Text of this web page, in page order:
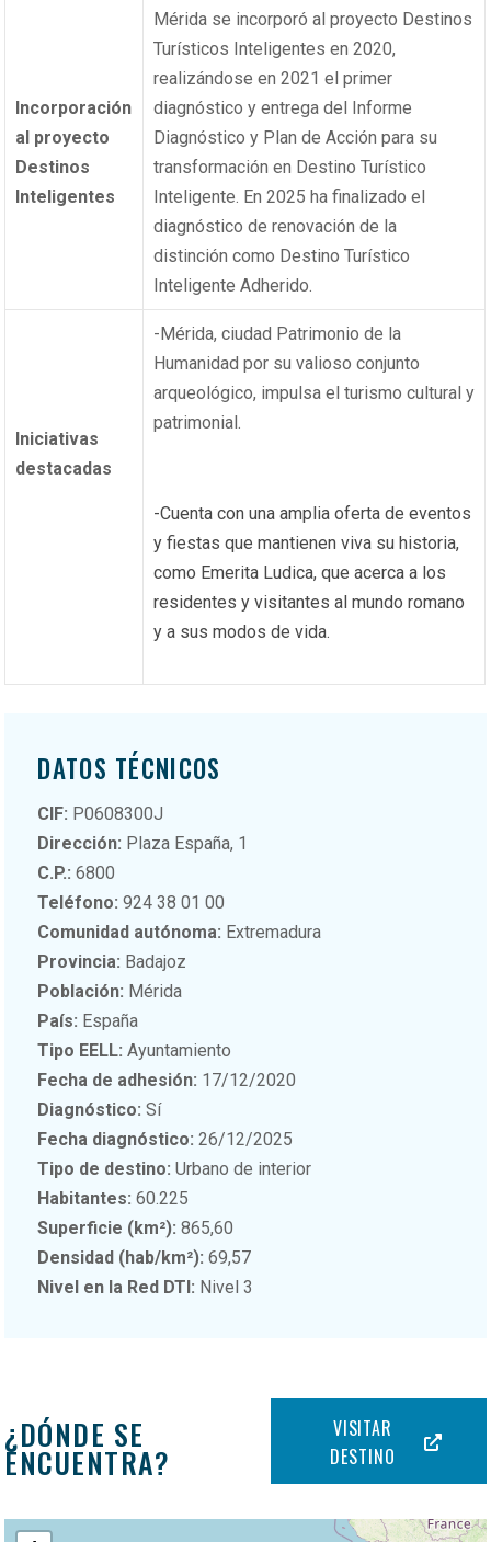
Incorporación
al proyecto
Destinos
Inteligentes
Mérida se incorporó al proyecto Destinos
Turísticos Inteligentes en 2020,
realizándose en 2021 el primer
diagnóstico y entrega del Informe
Diagnóstico y Plan de Acción para su
transformación en Destino Turístico
Inteligente. En 2025 ha finalizado el
diagnóstico de renovación de la
distinción como Destino Turístico
Inteligente Adherido.
Iniciativas
destacadas
-Mérida, ciudad Patrimonio de la
Humanidad por su valioso conjunto
arqueológico, impulsa el turismo cultural y
patrimonial.
-Cuenta con una amplia oferta de eventos
y fiestas que mantienen viva su historia,
como Emerita Ludica, que acerca a los
residentes y visitantes al mundo romano
y a sus modos de vida.
DATOS TÉCNICOS
CIF: P0608300J
Dirección: Plaza España, 1
C.P.: 6800
Teléfono: 924 38 01 00
Comunidad autónoma: Extremadura
Provincia: Badajoz
Población: Mérida
País: España
Tipo EELL: Ayuntamiento
Fecha de adhesión: 17/12/2020
Diagnóstico: Sí
Fecha diagnóstico: 26/12/2025
Tipo de destino: Urbano de interior
Habitantes: 60.225
Superficie (km²): 865,60
Densidad (hab/km²): 69,57
Nivel en la Red DTI: Nivel 3
¿DÓNDE SE
ENCUENTRA?
VISITAR
DESTINO